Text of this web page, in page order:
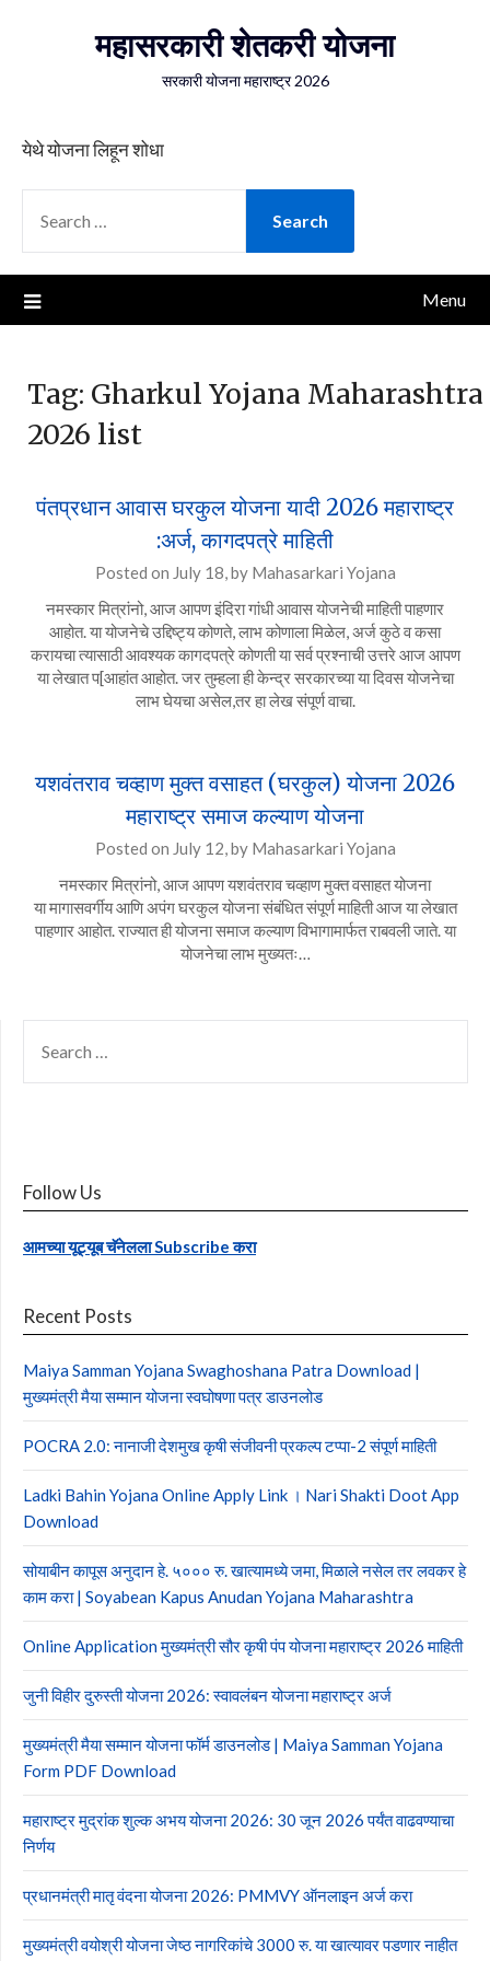
महासरकारी शेतकरी योजना
सरकारी योजना महाराष्ट्र 2026
येथे योजना लिहून शोधा
FOR:
Menu
Tag: Gharkul Yojana Maharashtra
2026 list
पंतप्रधान आवास घरकुल योजना यादी 2026 महाराष्ट्र
:अर्ज, कागदपत्रे माहिती
Posted on July 18,by Mahasarkari Yojana
नमस्कार मित्रांनो, आज आपण इंदिरा गांधी आवास योजनेची माहिती पाहणार
आहोत. या योजनेचे उद्दिष्ट्य कोणते, लाभ कोणाला मिळेल, अर्ज कुठे व कसा
करायचा त्यासाठी आवश्यक कागदपत्रे कोणती या सर्व प्रश्नाची उत्तरे आज आपण
या लेखात प[आहांत आहोत. जर तुम्हला ही केन्द्र सरकारच्या या दिवस योजनेचा
लाभ घेयचा असेल,तर हा लेख संपूर्ण वाचा.
यशवंतराव चव्हाण मुक्त वसाहत (घरकुल) योजना 2026
महाराष्ट्र समाज कल्याण योजना
Posted on July 12,by Mahasarkari Yojana
नमस्कार मित्रांनो, आज आपण यशवंतराव चव्हाण मुक्त वसाहत योजना
या मागासवर्गीय आणि अपंग घरकुल योजना संबंधित संपूर्ण माहिती आज या लेखात
पाहणार आहोत. राज्यात ही योजना समाज कल्याण विभागामार्फत राबवली जाते. या
योजनेचा लाभ मुख्यतः…
FOR:
Follow Us
आमच्या यूट्यूब चॅनेलला Subscribe करा
Recent Posts
Maiya Samman Yojana Swaghoshana Patra Download |
मुख्यमंत्री मैया सम्मान योजना स्वघोषणा पत्र डाउनलोड
POCRA 2.0: नानाजी देशमुख कृषी संजीवनी प्रकल्प टप्पा-2 संपूर्ण माहिती
Ladki Bahin Yojana Online Apply Link । Nari Shakti Doot App
Download
सोयाबीन कापूस अनुदान हे. ५००० रु. खात्यामध्ये जमा, मिळाले नसेल तर लवकर हे
काम करा | Soyabean Kapus Anudan Yojana Maharashtra
Online Application मुख्यमंत्री सौर कृषी पंप योजना महाराष्ट्र 2026 माहिती
जुनी विहीर दुरुस्ती योजना 2026: स्वावलंबन योजना महाराष्ट्र अर्ज
मुख्यमंत्री मैया सम्मान योजना फॉर्म डाउनलोड | Maiya Samman Yojana
Form PDF Download
महाराष्ट्र मुद्रांक शुल्क अभय योजना 2026: 30 जून 2026 पर्यंत वाढवण्याचा
निर्णय
प्रधानमंत्री मातृ वंदना योजना 2026: PMMVY ऑनलाइन अर्ज करा
मुख्यमंत्री वयोश्री योजना जेष्ठ नागरिकांचे 3000 रु. या खात्यावर पडणार नाहीत